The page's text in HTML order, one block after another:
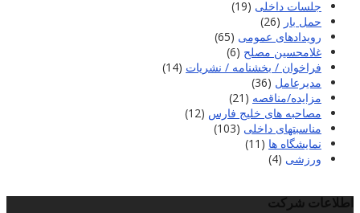
جلسات داخلی (19)
حمل بار (26)
رویدادهای عمومی (65)
غلامحسین مصلح (6)
فراخوان / بخشنامه / نشریات (14)
مدیرعامل (36)
مزایده/مناقصه (21)
مصاحبه های خلیج فارس (12)
مناسبتهای داخلی (103)
نمایشگاه ها (11)
ورزشی (4)
اطلاعات شرکت